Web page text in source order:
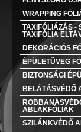
WRAPPING
TAXIFÓLIÁZÁS -
TAXIFÓLIA
DEKORÁCIÓS
ÉPÜLETÜVEG
BIZTONSÁGI
BELÁTÁSVÉDŐ
ABLAKFÓLIÁK
SZILÁNKVÉDŐ